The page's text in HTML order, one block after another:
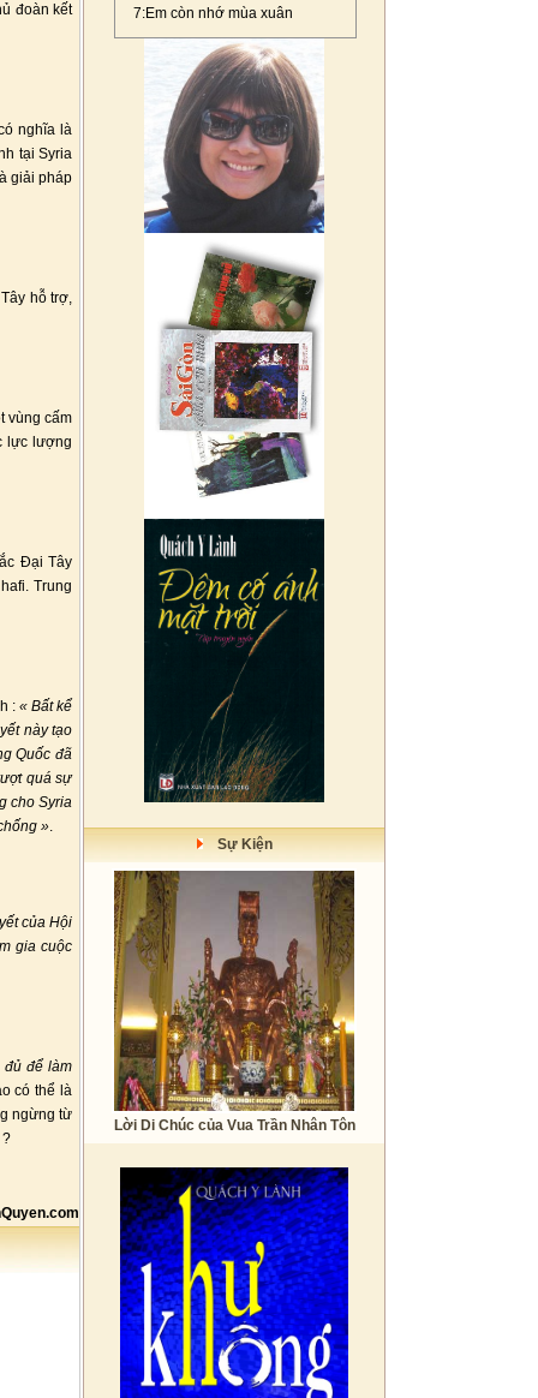
đoàn kết
nghĩa là
tại Syria
giải pháp
hỗ trợ,
vùng cấm
lực lượng
Đại Tây
Trung
: « Bất kể
này tạo
Quốc đã
quá sự
cho Syria
».
của Hội
gia cuộc
để làm
có thể là
ngừng từ
?
7:Em còn nhớ mùa xuân
Sự Kiện
Lời Di Chúc của Vua Trần Nhân Tôn